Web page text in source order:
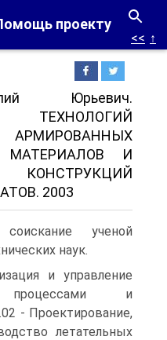
проекту
<< ↑
Юрьевич.
ТЕХНОЛОГИЙ
МАТЕРИАЛОВ И
2003
ученой
наук.
и управление
процессами и
- Проектирование,
летательных